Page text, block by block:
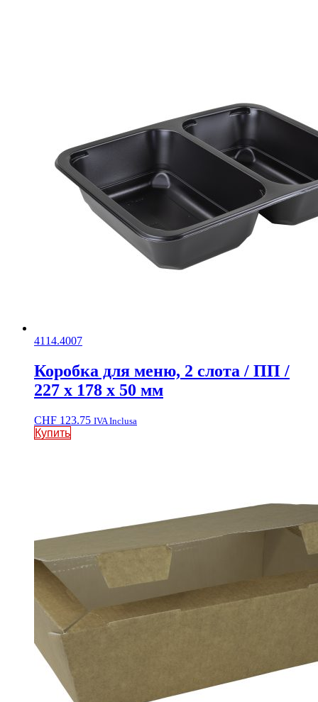
4114.4007
Коробка для меню, 2 слота / ПП /
227 x 178 x 50 мм
CHF 123.75 IVA Inclusa
Купить